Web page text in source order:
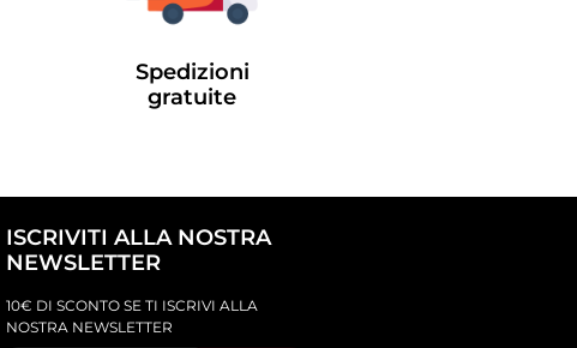
Spedizioni
gratuite
ISCRIVITI ALLA NOSTRA
NEWSLETTER
10€ DI SCONTO SE TI ISCRIVI ALLA
NOSTRA NEWSLETTER